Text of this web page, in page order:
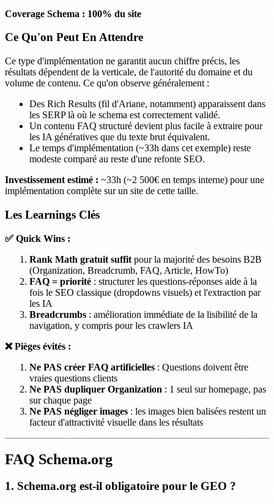
Coverage Schema : 100% du site
Ce Qu'on Peut En Attendre
Ce type d'implémentation ne garantit aucun chiffre précis, les
résultats dépendent de la verticale, de l'autorité du domaine et du
volume de contenu. Ce qu'on observe généralement :
Des Rich Results (fil d'Ariane, notamment) apparaissent dans
les SERP là où le schema est correctement validé.
Un contenu FAQ structuré devient plus facile à extraire pour
les IA génératives que du texte brut équivalent.
Le temps d'implémentation (~33h dans cet exemple) reste
modeste comparé au reste d'une refonte SEO.
Investissement estimé : ~33h (~2 500€ en temps interne) pour une
implémentation complète sur un site de cette taille.
Les Learnings Clés
✅ Quick Wins :
Rank Math gratuit suffit pour la majorité des besoins B2B
(Organization, Breadcrumb, FAQ, Article, HowTo)
FAQ = priorité : structurer les questions-réponses aide à la
fois le SEO classique (dropdowns visuels) et l'extraction par
les IA
Breadcrumbs : amélioration immédiate de la lisibilité de la
navigation, y compris pour les crawlers IA
❌ Pièges évités :
Ne PAS créer FAQ artificielles : Questions doivent être
vraies questions clients
Ne PAS dupliquer Organization : 1 seul sur homepage, pas
sur chaque page
Ne PAS négliger images : les images bien balisées restent un
facteur d'attractivité visuelle dans les résultats
FAQ Schema.org
1. Schema.org est-il obligatoire pour le GEO ?